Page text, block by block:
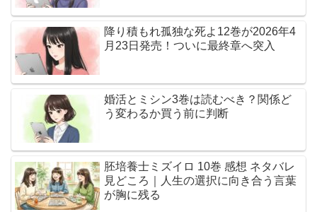
降り積もれ孤独な死よ12巻が2026年4
月23日発売！ついに最終章へ突入
婚活とミシン3巻は読むべき？関係ど
う変わるか買う前に判断
胚培養士ミズイロ 10巻 感想 ネタバレ
見どころ｜人生の選択に向き合う言葉
が胸に残る